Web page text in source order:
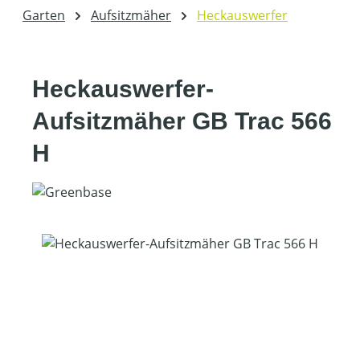
Garten Aufsitzmäher Heckauswerfer
Heckauswerfer-
Aufsitzmäher GB Trac 566
H
Bildergalerie überspringen